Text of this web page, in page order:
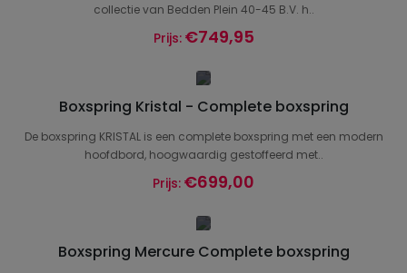
collectie van Bedden Plein 40-45 B.V. h..
Prijs: €749,95
Boxspring Kristal - Complete boxspring
De boxspring KRISTAL is een complete boxspring met een modern
hoofdbord, hoogwaardig gestoffeerd met..
Prijs: €699,00
Boxspring Mercure Complete boxspring